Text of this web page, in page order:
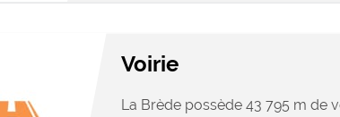
Voirie
La Brède possède 43 795 m de